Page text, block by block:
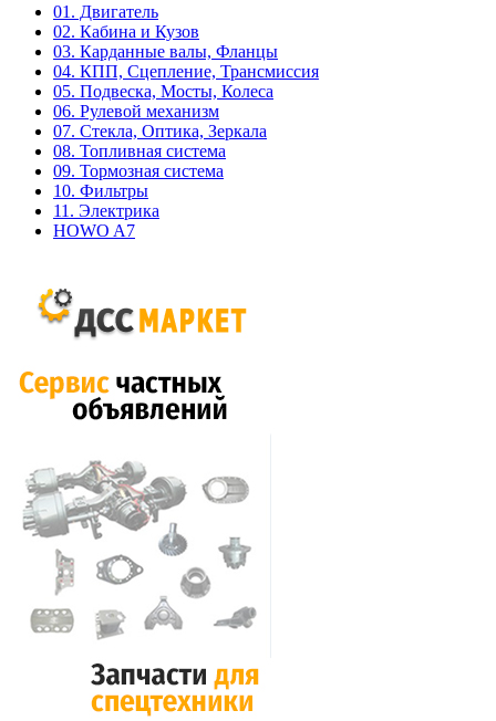
01. Двигатель
02. Кабина и Кузов
03. Карданные валы, Фланцы
04. КПП, Сцепление, Трансмиссия
05. Подвеска, Мосты, Колеса
06. Рулевой механизм
07. Стекла, Оптика, Зеркала
08. Топливная система
09. Тормозная система
10. Фильтры
11. Электрика
HOWO A7